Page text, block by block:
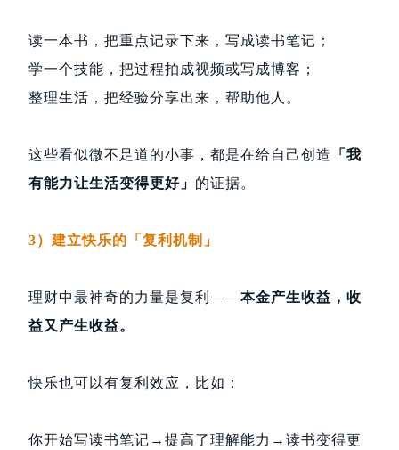
读一本书，把重点记录下来，写成读书笔记；
学一个技能，把过程拍成视频或写成博客；
整理生活，把经验分享出来，帮助他人。
这些看似微不足道的小事，都是在给自己创造
「我
有能力让生活变得更好」 的证据。
3）建立快乐的「复利机制」
理财中最神奇的力量是复利——本金产生收益，收
益又产生收益。
快乐也可以有复利效应，比如：
你开始写读书笔记→提高了理解能力→读书变得更